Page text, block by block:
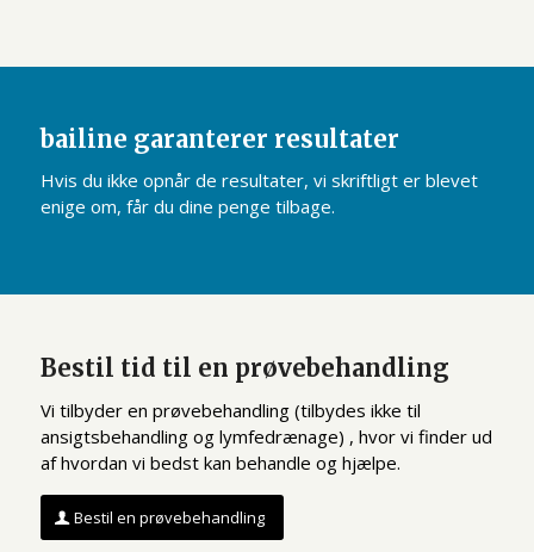
bailine garanterer resultater
Hvis du ikke opnår de resultater, vi skriftligt er blevet
enige om, får du dine penge tilbage.
Bestil tid til en prøvebehandling
Vi tilbyder en prøvebehandling (tilbydes ikke til
ansigtsbehandling og lymfedrænage) , hvor vi finder ud
af hvordan vi bedst kan behandle og hjælpe.
Bestil en prøvebehandling